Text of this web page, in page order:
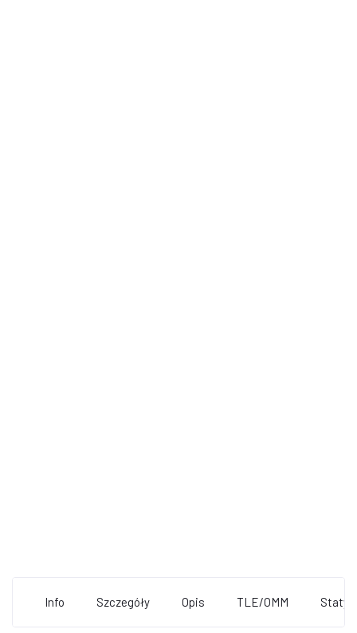
Info Szczegóły Opis TLE/OMM